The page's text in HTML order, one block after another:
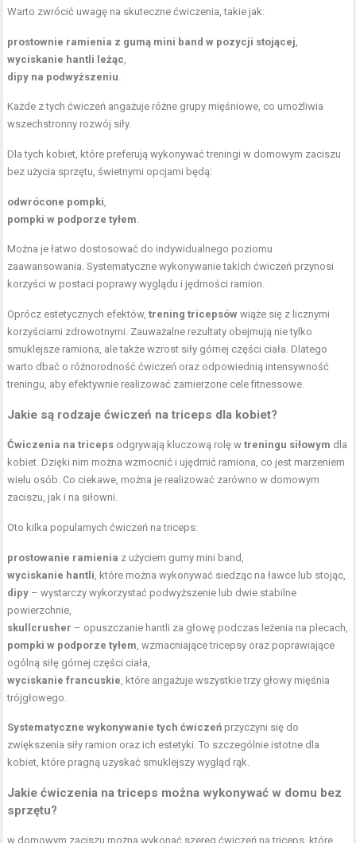
Warto zwrócić uwagę na skuteczne ćwiczenia, takie jak:
prostownie ramienia z gumą mini band w pozycji stojącej,
wyciskanie hantli leżąc,
dipy na podwyższeniu.
Każde z tych ćwiczeń angażuje różne grupy mięśniowe, co umożliwia
wszechstronny rozwój siły.
Dla tych kobiet, które preferują wykonywać treningi w domowym zaciszu
bez użycia sprzętu, świetnymi opcjami będą:
odwrócone pompki,
pompki w podporze tyłem.
Można je łatwo dostosować do indywidualnego poziomu
zaawansowania. Systematyczne wykonywanie takich ćwiczeń przynosi
korzyści w postaci poprawy wyglądu i jędrności ramion.
Oprócz estetycznych efektów,trening tricepsów wiąże się z licznymi
korzyściami zdrowotnymi. Zauważalne rezultaty obejmują nie tylko
smuklejsze ramiona, ale także wzrost siły górnej części ciała. Dlatego
warto dbać o różnorodność ćwiczeń oraz odpowiednią intensywność
treningu, aby efektywnie realizować zamierzone cele fitnessowe.
Jakie są rodzaje ćwiczeń na triceps dla kobiet?
Ćwiczenia na triceps odgrywają kluczową rolę wtreningu siłowym dla
kobiet. Dzięki nim można wzmocnić i ujędrnić ramiona, co jest marzeniem
wielu osób. Co ciekawe, można je realizować zarówno w domowym
zaciszu, jak i na siłowni.
Oto kilka popularnych ćwiczeń na triceps:
prostowanie ramienia z użyciem gumy mini band ,
wyciskanie hantli, które można wykonywać siedząc na ławce lub stojąc,
dipy – wystarczy wykorzystać podwyższenie lub dwie stabilne
powierzchnie,
skullcrusher – opuszczanie hantli za głowę podczas leżenia na plecach,
pompki w podporze tyłem, wzmacniające tricepsy oraz poprawiające
ogólną siłę górnej części ciała,
wyciskanie francuskie, które angażuje wszystkie trzy głowy mięśnia
trójgłowego.
Systematyczne wykonywanie tych ćwiczeń przyczyni się do
zwiększenia siły ramion oraz ich estetyki. To szczególnie istotne dla
kobiet, które pragną uzyskać smuklejszy wygląd rąk.
Jakie ćwiczenia na triceps można wykonywać w domu bez
sprzętu?
w domowym zaciszu można wykonać szereg ćwiczeń na triceps, które